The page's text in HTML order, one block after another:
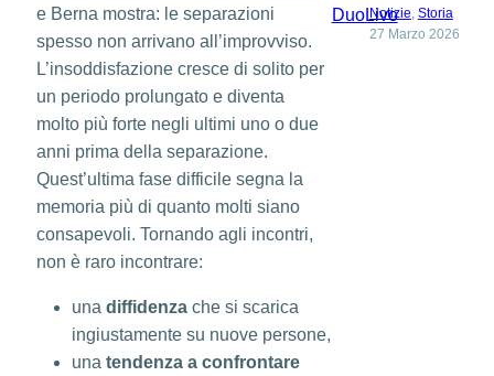
e Berna mostra: le separazioni
spesso non arrivano all’improvviso.
L’insoddisfazione cresce di solito per
un periodo prolungato e diventa
molto più forte negli ultimi uno o due
anni prima della separazione.
Quest’ultima fase difficile segna la
memoria più di quanto molti siano
consapevoli. Tornando agli incontri,
non è raro incontrare:
una diffidenzache si scarica
ingiustamente su nuove persone,
una tendenza a confrontare
Notizie Storia
27 Marzo 2026